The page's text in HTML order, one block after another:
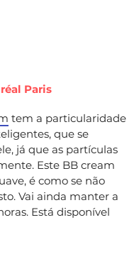
Paris
tem a particularidade
que se
já que as partículas
Este BB cream
é como se não
Vai ainda manter a
Está disponível